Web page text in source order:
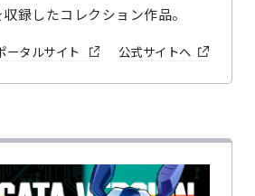
録したコレクション作品。
ータルサイト 公式サイトへ